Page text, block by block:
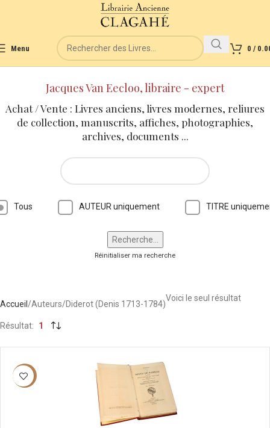
Menu 0 /
Jacques Van Eecloo, libraire - expert
Achat / Vente : Livres anciens, livres modernes, reliures
de collection, manuscrits, affiches, photographies,
archives, documents ...
Tous AUTEUR uniquement TITRE
Réinitialiser ma recherche
Accueil Auteurs Diderot (Denis 1713-1784)
Voici le seul résultat
Résultat 1
-40%